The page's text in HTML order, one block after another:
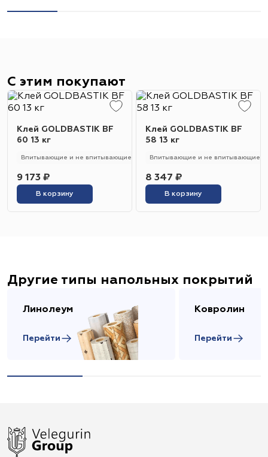
С этим покупают
Клей GOLDBASTIK BF
60 13 кг
Впитывающие и не впитывающие 250 - 280 гр/м2 Универсальный
9 173 ₽
В корзину
Клей GOLDBASTIK BF
58 13 кг
Впитывающие и не впитывающие
8 347 ₽
В корзину
Другие типы напольных покрытий
Линолеум
Перейти
Ковролин
Перейти